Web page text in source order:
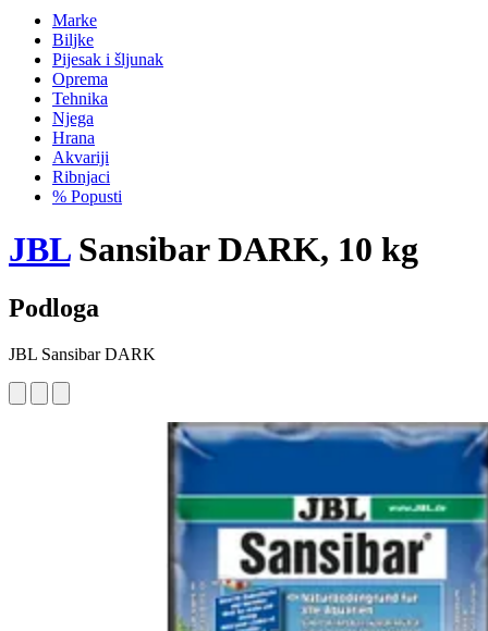
Marke
Biljke
Pijesak i šljunak
Oprema
Tehnika
Njega
Hrana
Akvariji
Ribnjaci
% Popusti
JBLSansibar DARK, 10 kg
Podloga
JBL Sansibar DARK